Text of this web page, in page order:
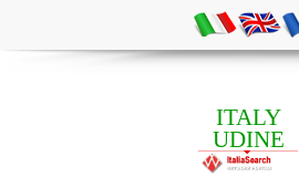
ITALY
UDINE